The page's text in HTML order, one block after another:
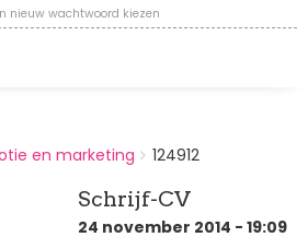
nieuw wachtwoord kiezen
en marketing 124912
Schrijf-CV
24 november 2014 - 19:09